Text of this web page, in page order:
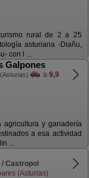
rural de 2 a 25
asturiana -Diañu,
con l ...
Galpones
(Asturias) a 9,9
y ganadería
a esa actividad
...
Castropol
(Asturias)